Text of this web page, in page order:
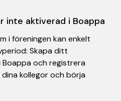
inte aktiverad i Boappa
i föreningen kan enkelt
Skapa ditt
Boappa och registrera
kollegor och börja